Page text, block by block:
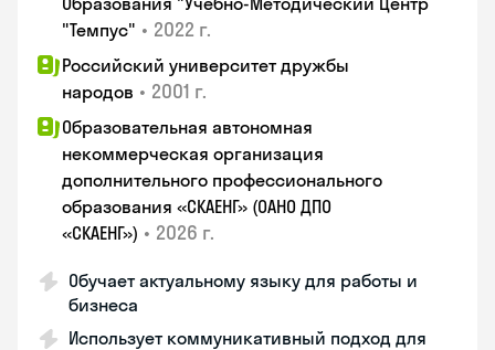
"Темпус" • 2022 г.
Российский университет дружбы
народов • 2001 г.
Образовательная автономная
некоммерческая организация
дополнительного профессионального
образования «СКАЕНГ» (ОАНО ДПО
«СКАЕНГ») • 2026 г.
Обучает актуальному языку для работы и
бизнеса
Использует коммуникативный подход для